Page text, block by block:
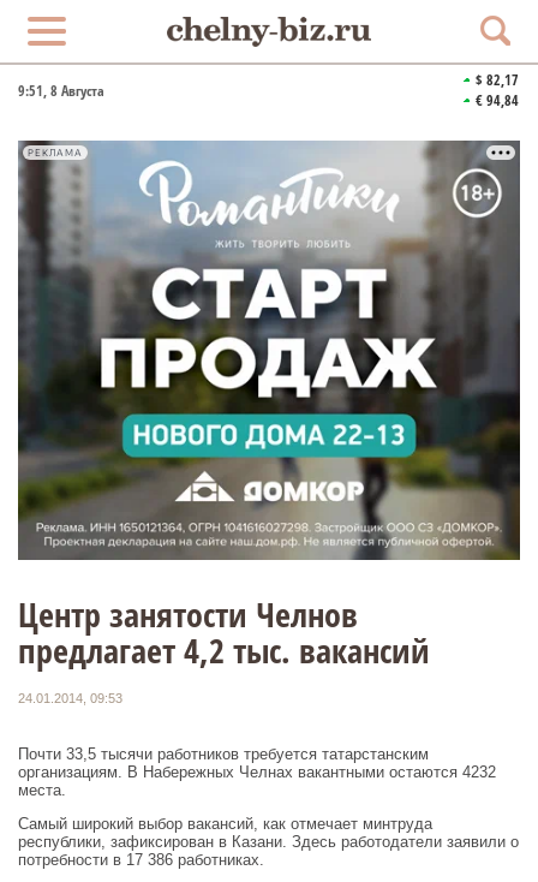
9:51, 8 Августа
$ 82,17
€ 94,84
РЕКЛАМА
Центр занятости Челнов
предлагает 4,2 тыс. вакансий
24.01.2014, 09:53
Почти 33,5 тысячи работников требуется татарстанским
организациям. В Набережных Челнах вакантными остаются 4232
места.
Самый широкий выбор вакансий, как отмечает минтруда
республики, зафиксирован в Казани. Здесь работодатели заявили о
потребности в 17 386 работниках.